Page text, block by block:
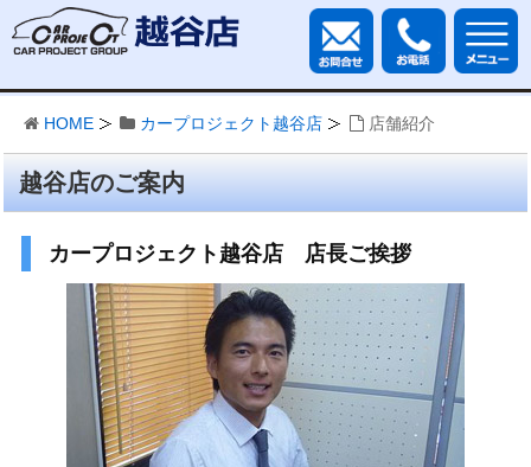
HOME カープロジェクト越谷店 店舗紹介
越谷店のご案内
カープロジェクト越谷店 店長ご挨拶